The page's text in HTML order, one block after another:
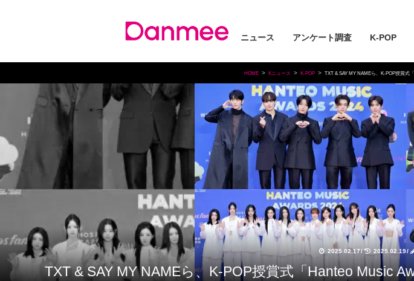
ニュース アンケート調査 K-POP
HOME Kニュース K-POP TXT & SAY MY NAMEら、K-POP授賞式
2025.02.17/ 2025.02.19/
TXT & SAY MY NAMEら、K-POP授賞式「Hanteo Music